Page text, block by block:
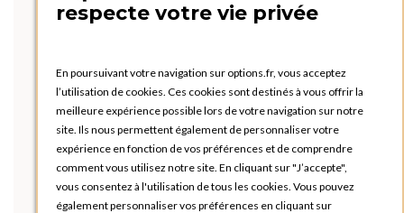
respecte votre vie privée
En poursuivant votre navigation sur options.fr, vous acceptez
l’utilisation de cookies. Ces cookies sont destinés à vous offrir la
meilleure expérience possible lors de votre navigation sur notre
site. Ils nous permettent également de personnaliser votre
expérience en fonction de vos préférences et de comprendre
comment vous utilisez notre site. En cliquant sur "J’accepte",
vous consentez à l'utilisation de tous les cookies. Vous pouvez
également personnaliser vos préférences en cliquant sur